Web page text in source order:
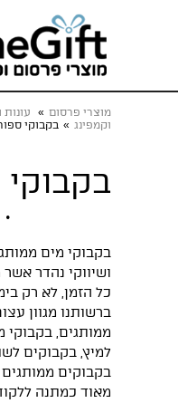
מוצרי פרסום » עונות
וקמפינג » בקבוקי
בקבוקי מים
ושיווקי נהדר
כל הזמן, לא רק
ברשותנו מגוון
ממותגים, בקבוקי
למיץ, בקבוקים
בקבוקים
מאוד כמתנה